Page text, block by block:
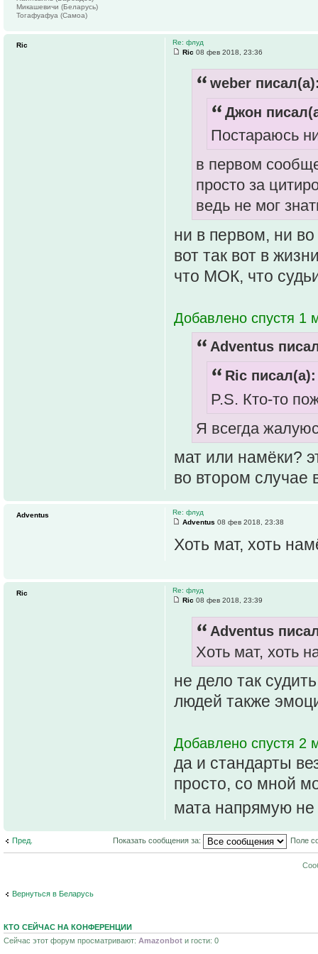
Микашевичи (Беларусь)
Тогафуафуа (Самоа)
Re: флуд
Ric 08 фев 2018, 23:36
weber
Джон
Постараюсь
в первом
просто за
ведь не мог
ни в первом, ни
вот так вот в
что МОК, что
Добавлено спустя 1
Adventus
Ric писал(а):
P.S. Кто-то
Я всегда
мат или намёки?
во втором случае
Ric
Re: флуд
Adventus 08 фев 2018, 23:38
Хоть мат, хоть
Adventus
Re: флуд
Ric 08 фев 2018, 23:39
Adventus
Хоть мат, хоть
не дело так
людей также
Добавлено спустя 2
да и стандарты
просто, со мной
мата напрямую
Ric
Пред. Показать сообщения за: Поле
Вернуться в Беларусь
КТО СЕЙЧАС НА КОНФЕРЕНЦИИ
Сейчас этот форум просматривают: Amazonbot и гости: 0